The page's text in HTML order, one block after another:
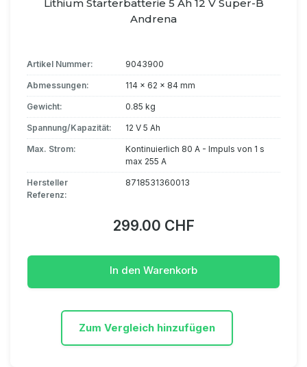
Lithium Starterbatterie 5 Ah 12 V Super-B
Andrena
Artikel Nummer: 9043900
Abmessungen: 114 x 62 x 84 mm
Gewicht: 0.85 kg
Spannung/Kapazität: 12 V 5 Ah
Max. Strom:
Kontinuierlich 80 A - Impuls von 1 s
max 255 A
Hersteller
Referenz:
8718531360013
299.00 CHF
In den Warenkorb
Zum Vergleich hinzufügen